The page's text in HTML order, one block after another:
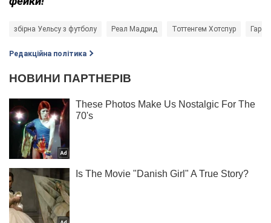
збірна Уельсу з футболу Реал Мадрид Тоттенгем Хотспур
Редакційна політика